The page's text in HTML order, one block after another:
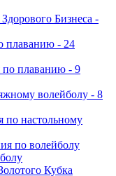
Бизнеса -
плаванию - 24
по плаванию - 9
волейболу - 8
по настольному
по волейболу
Кубка